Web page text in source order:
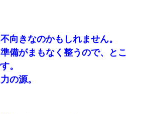
向きなのかもしれません。
備がまもなく整うので、とこ
。
の源。